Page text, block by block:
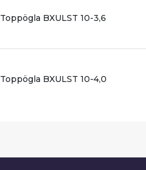
Toppögla BXULST 10-3,6
Toppögla BXULST 10-4,0